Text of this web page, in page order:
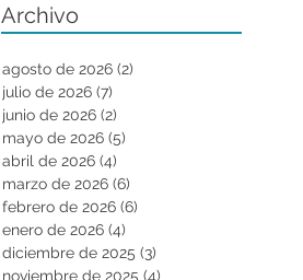
Archivo
agosto de 2026 (2)
julio de 2026 (7)
junio de 2026 (2)
mayo de 2026 (5)
abril de 2026 (4)
marzo de 2026 (6)
febrero de 2026 (6)
enero de 2026 (4)
diciembre de 2025 (3)
noviembre de 2025 (4)